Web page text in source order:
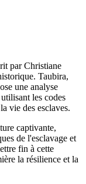
par Christiane
Taubira,
une analyse
les codes
vie des esclaves.
captivante,
de l'esclavage et
fin à cette
la résilience et la